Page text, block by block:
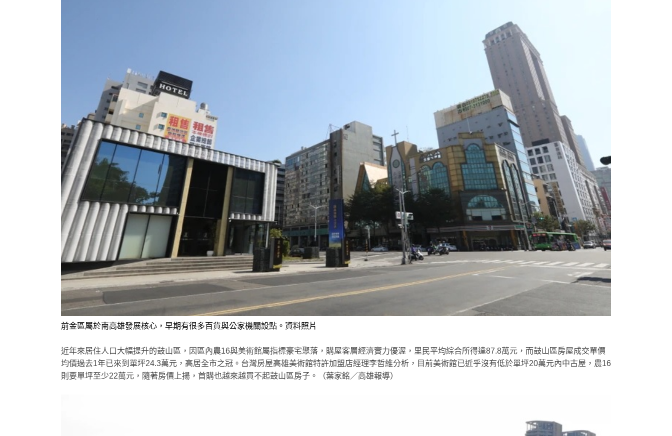
前金區屬於南高雄發展核心，早期有很多百貨與公家機關設點。資料照片
近年來居住人口大幅提升的鼓山區，因區內農16與美術館屬指標豪宅聚落，購屋客層經濟實力優渥，里民平均綜合所得達87.8萬元，而鼓山區房屋成交單價
均價過去1年已來到單坪24.3萬元，高居全市之冠。台灣房屋高雄美術館特許加盟店經理李哲維分析，目前美術館已近乎沒有低於單坪20萬元內中古屋，農16
則要單坪至少22萬元，隨著房價上揚，首購也越來越買不起鼓山區房子。（葉家銘／高雄報導）